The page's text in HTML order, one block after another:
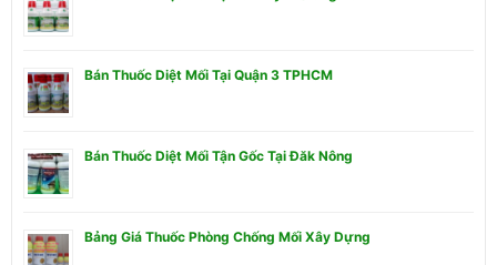
Bán Thuốc Diệt Mối Tại Quận 3 TPHCM
Bán Thuốc Diệt Mối Tận Gốc Tại Đăk Nông
Bảng Giá Thuốc Phòng Chống Mối Xây Dựng